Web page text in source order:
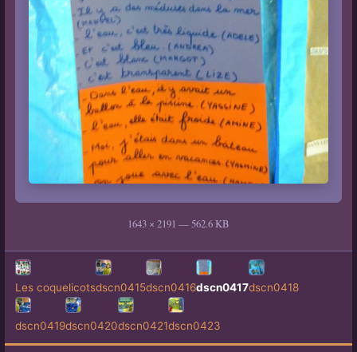
1643 × 2191 — 562.6 KB
Les coquelicotsdscn0415dscn0416dscn0417dscn0418
dscn0419dscn0420dscn0421dscn0423